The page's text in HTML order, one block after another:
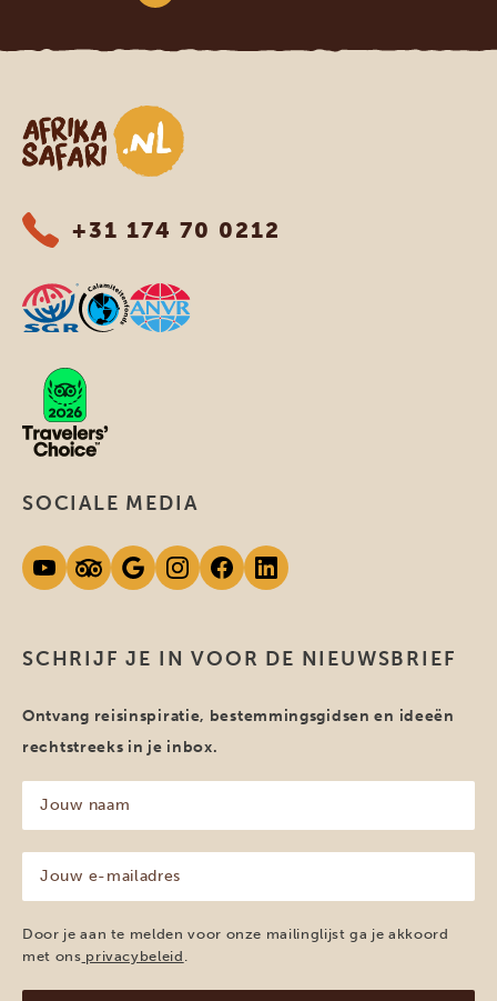
Afrika safari
+31 174 70 0212
SCHRIJF JE IN VOOR DE NIEUWSBRIEF
Ontvang reisinspiratie, bestemmingsgidsen en ideeën
rechtstreeks in je inbox.
naam
(Vereist)
mailadres
(Vereist)
Door je aan te melden voor onze mailinglijst ga je akkoord
met ons privacybeleid .
SOCIALE MEDIA